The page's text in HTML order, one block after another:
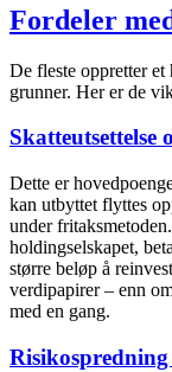
Fordeler
De fleste oppretter et
grunner. Her er de
Skatteutsettelse
Dette er
kan utbyttet flyttes
under
holdingselskapet,
større beløp å
verdipapirer – enn
med en gang.